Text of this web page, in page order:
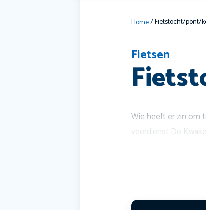
Home/Fietstocht/pont/
Fietsen
Wie heeft er zin om
veerdienst De